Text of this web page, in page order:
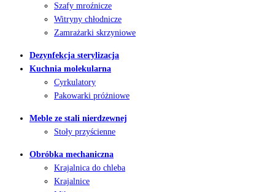
Szafy mroźnicze
Witryny chłodnicze
Zamrażarki skrzyniowe
Dezynfekcja sterylizacja
Kuchnia molekularna
Cyrkulatory
Pakowarki próżniowe
Meble ze stali nierdzewnej
Stoły przyścienne
Obróbka mechaniczna
Krajalnica do chleba
Krajalnice